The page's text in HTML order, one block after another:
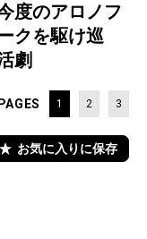
度のアロノフ
クを駆け巡
劇
PAGES 1 2 3
お気に入りに保存